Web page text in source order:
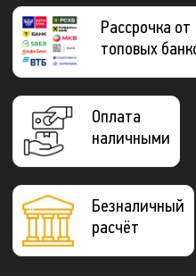
Рассрочка от
топовых
Оплата
наличными
Безналичный
расчёт